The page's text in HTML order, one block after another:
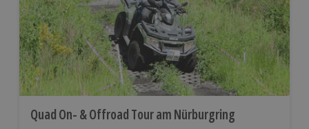
Quad On- & Offroad Tour am Nürburgring